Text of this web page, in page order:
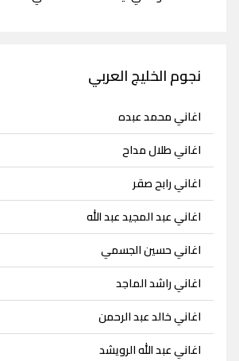
نجوم الخليج العربي
اغاني محمد عبده
اغاني طلال مداح
اغاني رابح صقر
اغاني عبد المجيد عبد الله
اغاني حسين الجسمي
اغاني راشد الماجد
اغاني خالد عبد الرحمن
اغاني عبد الله الرويشد